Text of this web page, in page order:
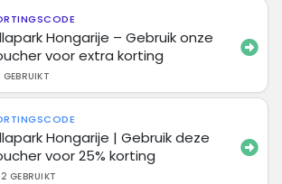
Hongarije – Gebruik onze
voor extra korting
Hongarije | Gebruik deze
voor 25% korting
GEBRUIKT